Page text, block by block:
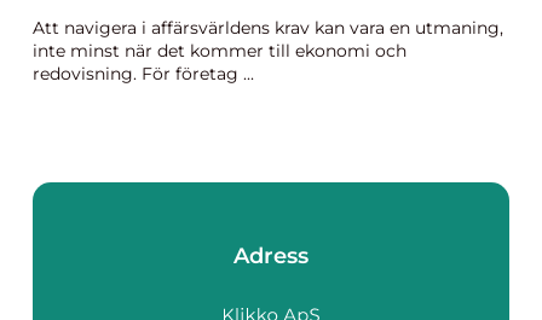
Att navigera i affärsvärldens krav kan vara en utmaning,
inte minst när det kommer till ekonomi och
redovisning. För företag ...
Adress